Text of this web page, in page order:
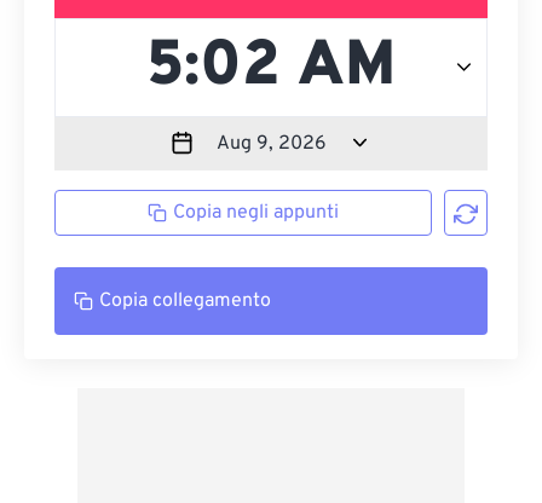
Copia negli appunti
Copia collegamento